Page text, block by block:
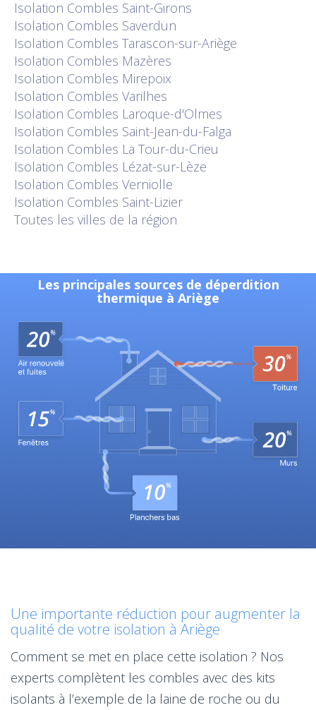
Isolation Combles Saint-Girons
Isolation Combles Saverdun
Isolation Combles Tarascon-sur-Ariège
Isolation Combles Mazères
Isolation Combles Mirepoix
Isolation Combles Varilhes
Isolation Combles Laroque-d'Olmes
Isolation Combles Saint-Jean-du-Falga
Isolation Combles La Tour-du-Crieu
Isolation Combles Lézat-sur-Lèze
Isolation Combles Verniolle
Isolation Combles Saint-Lizier
Toutes les villes de la région
Les principales sources de déperdition
thermique à Ariège
Une importante réduction pour augmenter la
qualité de votre isolation à Ariège
Comment se met en place cette isolation ? Nos
experts complètent les combles avec des kits
isolants à l’exemple de la laine de roche ou du